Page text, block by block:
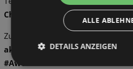
Challenges
im November erfüllen.
Zudem verlosen wir einen
aktivsten User bzw. Userin auf
#AwoFitFürAlle Plattform
.
ALLE
DETAILS ANZEIGEN